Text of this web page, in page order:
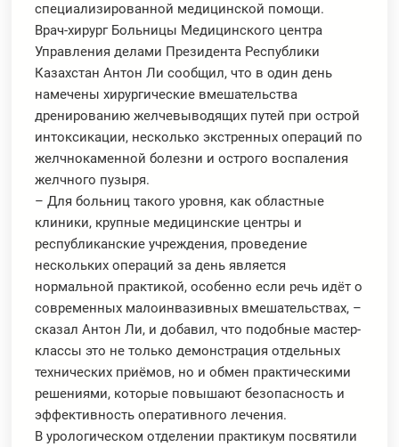
специализированной медицинской помощи.
Врач-хирург Больницы Медицинского центра
Управления делами Президента Республики
Казахстан Антон Ли сообщил, что в один день
намечены хирургические вмешательства
дренированию желчевыводящих путей при острой
интоксикации, несколько экстренных операций по
желчнокаменной болезни и острого воспаления
желчного пузыря.
– Для больниц такого уровня, как областные
клиники, крупные медицинские центры и
республиканские учреждения, проведение
нескольких операций за день является
нормальной практикой, особенно если речь идёт о
современных малоинвазивных вмешательствах, –
сказал Антон Ли, и добавил, что подобные мастер-
классы это не только демонстрация отдельных
технических приёмов, но и обмен практическими
решениями, которые повышают безопасность и
эффективность оперативного лечения.
В урологическом отделении практикум посвятили